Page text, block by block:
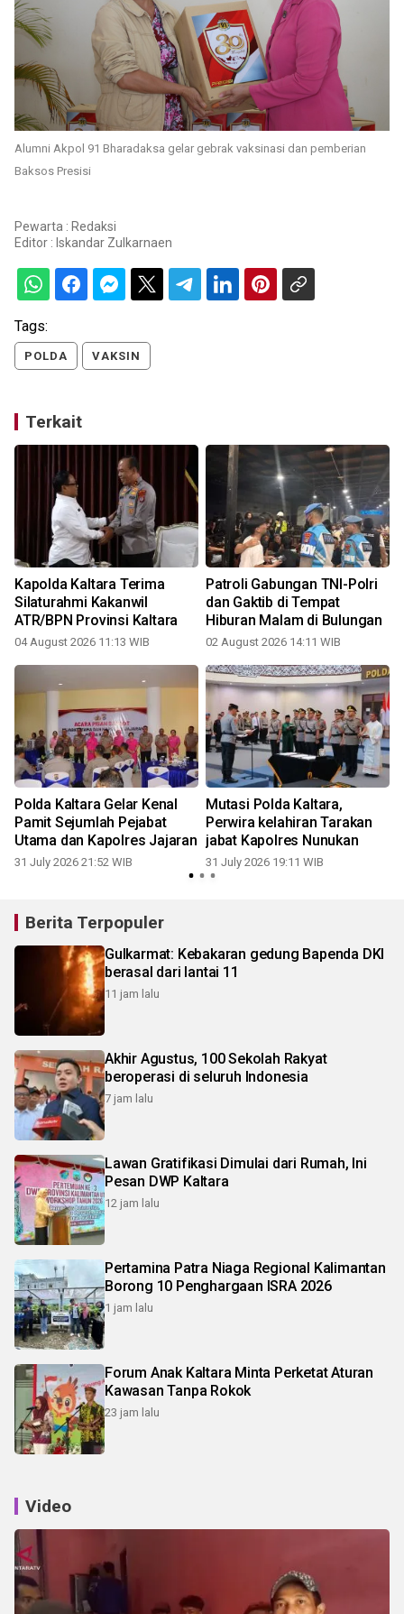
Alumni Akpol 91 Bharadaksa gelar gebrak vaksinasi dan pemberian
Baksos Presisi
Pewarta : Redaksi
Editor : Iskandar Zulkarnaen
Tags:
POLDA VAKSIN
Terkait
Kapolda Kaltara Terima
Silaturahmi Kakanwil
ATR/BPN Provinsi Kaltara
04 August 2026 11:13 WIB
Patroli Gabungan TNI-Polri
dan Gaktib di Tempat
Hiburan Malam di Bulungan
02 August 2026 14:11 WIB
Polda Kaltara Gelar Kenal
Pamit Sejumlah Pejabat
Utama dan Kapolres Jajaran
31 July 2026 21:52 WIB
Mutasi Polda Kaltara,
Perwira kelahiran Tarakan
jabat Kapolres Nunukan
31 July 2026 19:11 WIB
Berita Terpopuler
Gulkarmat: Kebakaran gedung Bapenda DKI
berasal dari lantai 11
11 jam lalu
Akhir Agustus, 100 Sekolah Rakyat
beroperasi di seluruh Indonesia
7 jam lalu
Lawan Gratifikasi Dimulai dari Rumah, Ini
Pesan DWP Kaltara
12 jam lalu
Pertamina Patra Niaga Regional Kalimantan
Borong 10 Penghargaan ISRA 2026
1 jam lalu
Forum Anak Kaltara Minta Perketat Aturan
Kawasan Tanpa Rokok
23 jam lalu
Video